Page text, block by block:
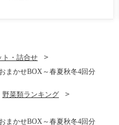
ト・詰合せ
まかせBOX～春夏秋冬4回分
野菜類ランキング
まかせBOX～春夏秋冬4回分